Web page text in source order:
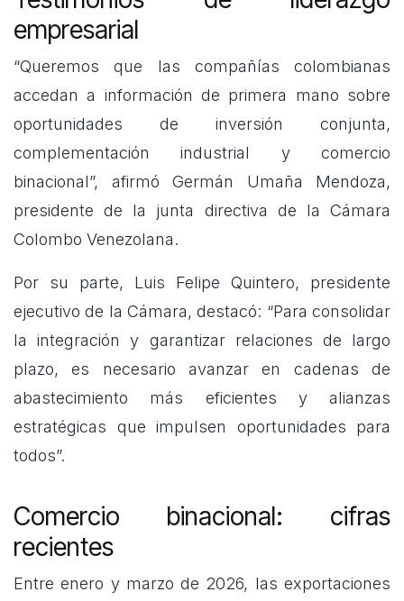
empresarial
“Queremos que las compañías colombianas
accedan a información de primera mano sobre
oportunidades de inversión conjunta,
complementación industrial y comercio
binacional”, afirmó Germán Umaña Mendoza,
presidente de la junta directiva de la Cámara
Colombo Venezolana.
Por su parte, Luis Felipe Quintero, presidente
ejecutivo de la Cámara, destacó: “Para consolidar
la integración y garantizar relaciones de largo
plazo, es necesario avanzar en cadenas de
abastecimiento más eficientes y alianzas
estratégicas que impulsen oportunidades para
todos”.
Comercio binacional: cifras
recientes
Entre enero y marzo de 2026, las exportaciones